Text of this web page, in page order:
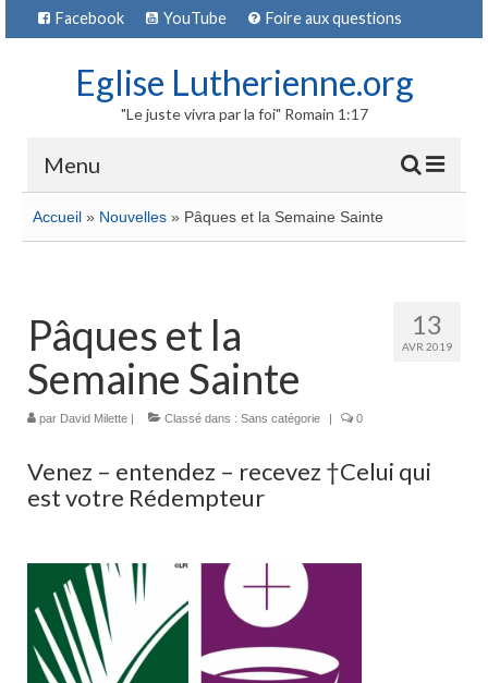
Facebook YouTube Foire aux questions
Eglise Lutherienne.org
"Le juste vivra par la foi" Romain 1:17
Menu
Qui sont les luthériens
Croyances
La Réforme
Hier et aujourd’hui
La Rose de Luther
Ressources
Bibliothèque
Accueil » Nouvelles » Pâques et la Semaine Sainte
13
AVR 2019
Pâques et la
Semaine Sainte
par David Milette | Classé dans : Sans catégorie | 0
Venez – entendez – recevez †Celui qui
est votre Rédempteur